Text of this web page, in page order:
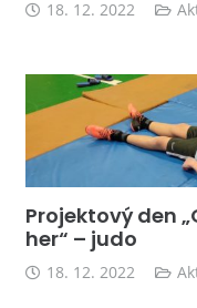
18. 12. 2022
Projektový den
her“ – judo
18. 12. 2022